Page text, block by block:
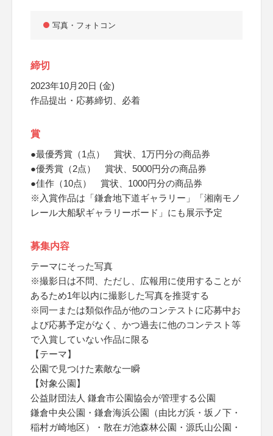
写真・フォトコン
締切
2023年10月20日 (金)
作品提出・応募締切、必着
賞
●最優秀賞（1点） 賞状、1万円分の商品券
●優秀賞（2点） 賞状、5000円分の商品券
●佳作（10点） 賞状、1000円分の商品券
※入賞作品は「鎌倉地下道ギャラリー」「湘南モノ
レール大船駅ギャラリーボード」にも展示予定
募集内容
テーマにそった写真
※撮影日は不問、ただし、広報用に使用することが
あるため1年以内に撮影した写真を推奨する
※同一または類似作品が他のコンテストに応募中お
よび応募予定がなく、かつ過去に他のコンテスト等
で入賞していない作品に限る
【テーマ】
公園で見つけた素敵な一瞬
【対象公園】
公益財団法人 鎌倉市公園協会が管理する公園
鎌倉中央公園・鎌倉海浜公園（由比ガ浜・坂ノ下・
稲村ガ崎地区）・散在ガ池森林公園・源氏山公園・